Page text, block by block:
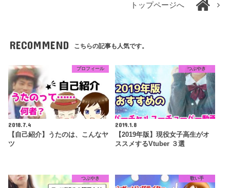
トップページへ
RECOMMEND こちらの記事も人気です。
プロフィール
2018.7.4
【自己紹介】うたのは、こんなヤ
ツ
つぶやき
2019.1.8
【2019年版】現役女子高生がオ
ススメするVtuber ３選
つぶやき 歌い手